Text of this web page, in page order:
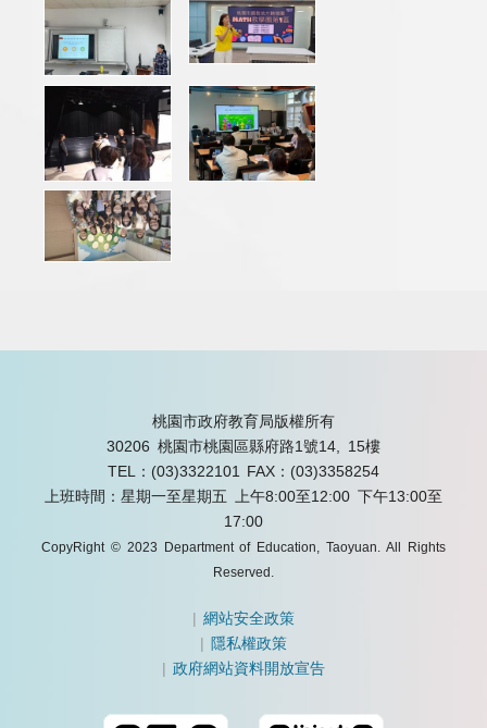
桃園市政府教育局版權所有
30206 桃園市桃園區縣府路1號14, 15樓
TEL：(03)3322101
FAX：(03)3358254
上班時間：星期一至星期五 上午8:00至12:00 下午13:00至
17:00
CopyRight © 2023 Department of Education, Taoyuan. All Rights
Reserved.
|網站安全政策
| 隱私權政策
|政府網站資料開放宣告